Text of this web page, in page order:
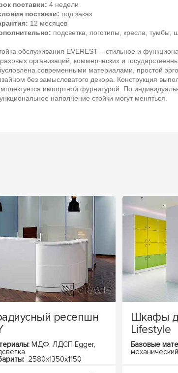
поставки: 4 недели
поставки: под заказ
12 месяцев
подсветка, логотипы, кресла, тумбы,
обслуживания EVEREST – стильное и
организаций, коммерческих и
современными материалами, простой
без замысловатого декора. Конструкция
импортной фурнитурой. По
наполнение стойки могут меняться.
ресепшн
МДФ, ЛДСП Egger,
2580х1350х1150
Шкафы
Lifestyle
Базовые